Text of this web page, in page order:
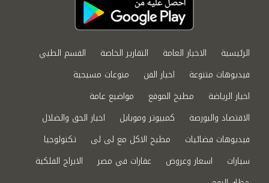
الرئيسية الاخبار العامة التقارير الخاصة
القسم الطبي
فيديوهات متنوعة
اخبار الفن
منوعات مسيحية
اخبار الرياضة
مطبخ الموقع
مواضيع عامة
الاقتصاد والبورصة
كمبيوتر وموبايل
اخبار الحق والضلال
فيديوهات فضائيات
مطبخ الاكل مع لى لى
تكنولوجيا
سيارات
اسعار وعروض عقارات في مصر
الابراج الفلكية